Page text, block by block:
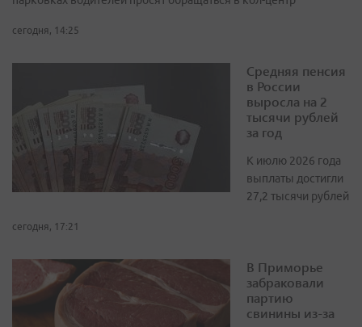
сегодня, 14:25
Средняя пенсия
в России
выросла на 2
тысячи рублей
за год
К июлю 2026 года
выплаты достигли
27,2 тысячи рублей
сегодня, 17:21
В Приморье
забраковали
партию
свинины из-за